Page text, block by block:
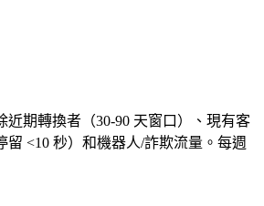
近期轉換者（30-90 天窗口）、現有客
留 <10 秒）和機器人/詐欺流量。每週